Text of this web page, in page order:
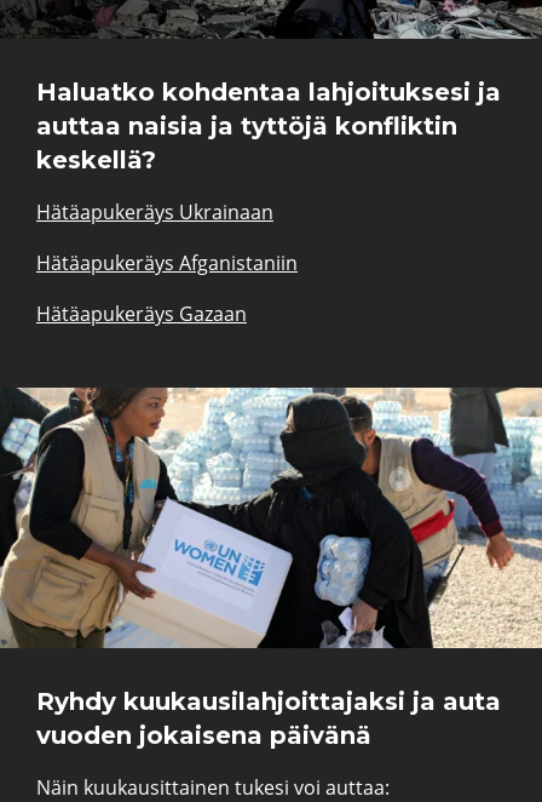
Haluatko kohdentaa lahjoituksesi ja
auttaa naisia ja tyttöjä konfliktin
keskellä?
Hätäapukeräys Ukrainaan
Hätäapukeräys Afganistaniin
Hätäapukeräys Gazaan
Ryhdy kuukausilahjoittajaksi ja auta
vuoden jokaisena päivänä
Näin kuukausittainen tukesi voi auttaa: